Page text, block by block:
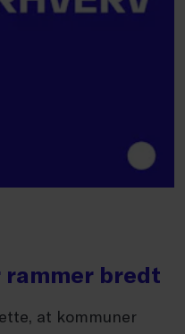
bredt
at kommuner